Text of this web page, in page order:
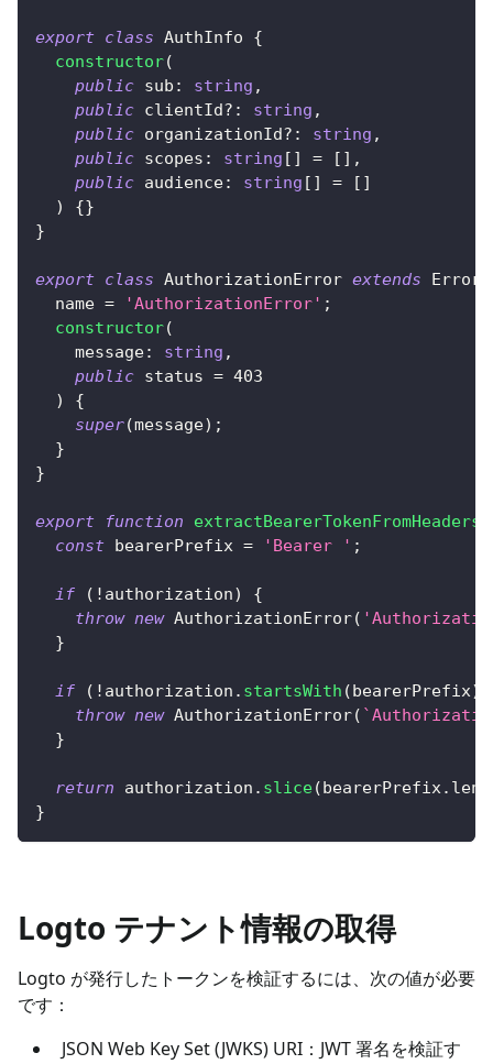
export class AuthInfo
{
constructor(
public sub : string ,
public clientId? : string ,
public organizationId? : string ,
public scopes : string [ ] = [ ] ,
public audience: string [ ] = [ ]
)
{}
}
export class AuthorizationError extends Error
  name
= 'AuthorizationError' ;
constructor(
    message
: string ,
public status = 403
)
{
super(message) ;
}
}
export function extractBearerTokenFromHeaders
const bearerPrefix = 'Bearer ' ;
if ( ! authorization)
{
throw new AuthorizationError(
}
if ( ! authorization . startsWith (bearerPrefix)
throw new AuthorizationError( `
}
return authorization . slice(bearerPrefix .
}
Logto テナント情報の取得
Logto が発行したトークンを検証するには、次の値が必要
です：
JSON Web Key Set (JWKS) URI：JWT 署名を検証す